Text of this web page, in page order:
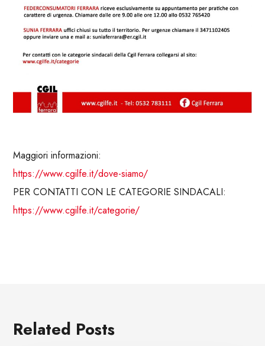
Maggiori informazioni:
https://www.cgilfe.it/dove-siamo/
PER CONTATTI CON LE CATEGORIE SINDACALI:
https://www.cgilfe.it/categorie/
Related Posts